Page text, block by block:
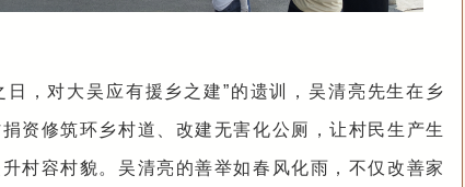
，对大吴应有援乡之建”的遗训，吴清亮先生在乡
资修筑环乡村道、改建无害化公厕，让村民生产生
村容村貌。吴清亮的善举如春风化雨，不仅改善家